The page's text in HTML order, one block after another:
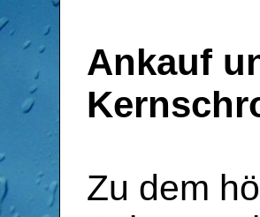
Ankauf
Zu dem